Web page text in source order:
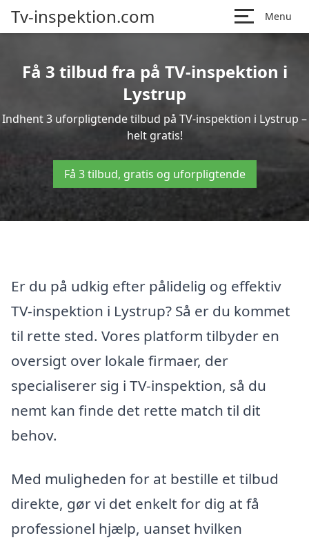
Tv-inspektion.com Menu
Få 3 tilbud fra på TV-inspektion i
Lystrup
Indhent 3 uforpligtende tilbud på TV-inspektion i Lystrup –
helt gratis!
Få 3 tilbud, gratis og uforpligtende
Er du på udkig efter pålidelig og effektiv
TV-inspektion i Lystrup? Så er du kommet
til rette sted. Vores platform tilbyder en
oversigt over lokale firmaer, der
specialiserer sig i TV-inspektion, så du
nemt kan finde det rette match til dit
behov.
Med muligheden for at bestille et tilbud
direkte, gør vi det enkelt for dig at få
professionel hjælp, uanset hvilken